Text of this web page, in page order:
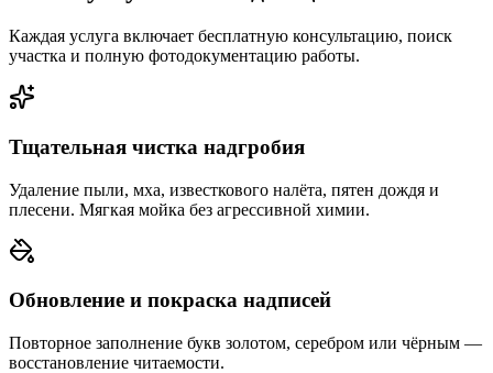
Каждая услуга включает бесплатную консультацию, поиск
участка и полную фотодокументацию работы.
Тщательная чистка надгробия
Удаление пыли, мха, известкового налёта, пятен дождя и
плесени. Мягкая мойка без агрессивной химии.
Обновление и покраска надписей
Повторное заполнение букв золотом, серебром или чёрным —
восстановление читаемости.